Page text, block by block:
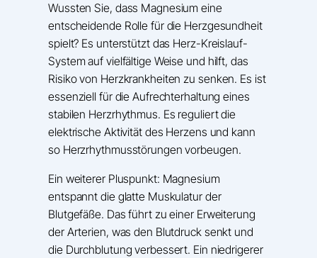
Wussten Sie, dass Magnesium eine
entscheidende Rolle für die Herzgesundheit
spielt? Es unterstützt das Herz-Kreislauf-
System auf vielfältige Weise und hilft, das
Risiko von Herzkrankheiten zu senken. Es ist
essenziell für die Aufrechterhaltung eines
stabilen Herzrhythmus. Es reguliert die
elektrische Aktivität des Herzens und kann
so Herzrhythmusstörungen vorbeugen.
Ein weiterer Pluspunkt: Magnesium
entspannt die glatte Muskulatur der
Blutgefäße. Das führt zu einer Erweiterung
der Arterien, was den Blutdruck senkt und
die Durchblutung verbessert. Ein niedrigerer